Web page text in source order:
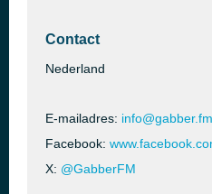
Contact
Nederland
E-mailadres: info@gabber.fm
Facebook:
X: @GabberFM